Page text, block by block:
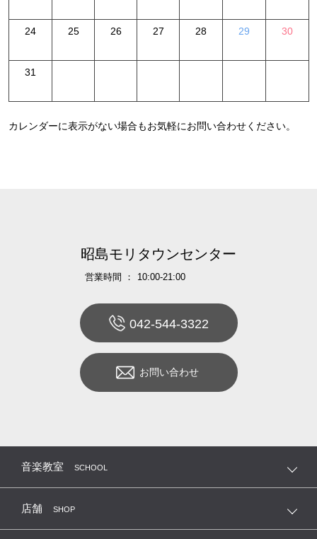
24 25 26 27 28 29 30
31
カレンダーに表示がない場合もお気軽にお問い合わせください。
昭島モリタウンセンター
営業時間 ： 10:00-21:00
042-544-3322
お問い合わせ
音楽教室 SCHOOL
店舗 SHOP